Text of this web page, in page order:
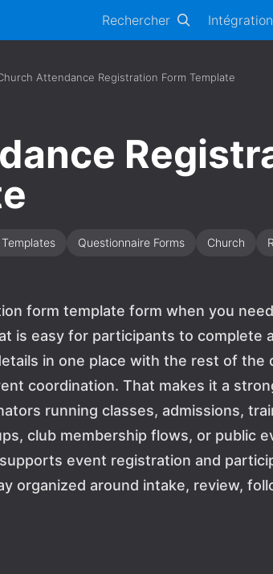
Rechercher
Attendance Registration Form Template
Questionnaire Forms Church
form template form when you
is easy for participants to complete
in one place with the rest of the
coordination. That makes it a
running classes, admissions,
club membership flows, or public
event registration and
organized around intake, review,